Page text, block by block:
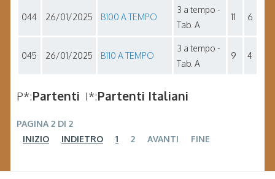
044 26/01/2025 B100 A TEMPO
3 a tempo -
Tab. A
11 6
045 26/01/2025 B110 A TEMPO
3 a tempo -
Tab. A
9 4
P*:Partenti I*:Partenti Italiani
PAGINA 2 DI 2
INIZIO
INDIETRO 1 2 AVANTI FINE